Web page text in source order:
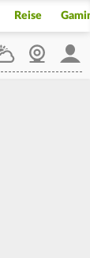
Reise
Webcam